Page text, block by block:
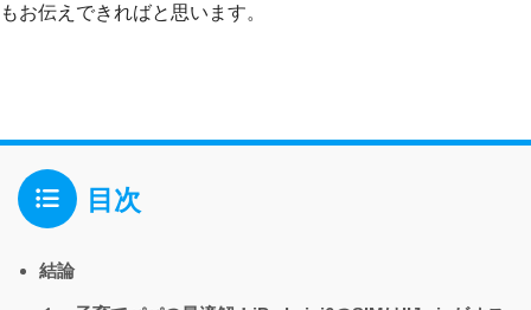
もお伝えできればと思います。
目次
結論